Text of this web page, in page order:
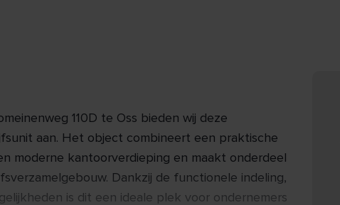
110D te Oss bieden wij deze
aan. Het object combineert een praktische
moderne kantoorverdieping en maakt onderdeel
Dankzij de functionele indeling,
is dit een ideale plek voor ondernemers